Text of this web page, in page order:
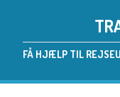
FÅ HJÆLP TIL